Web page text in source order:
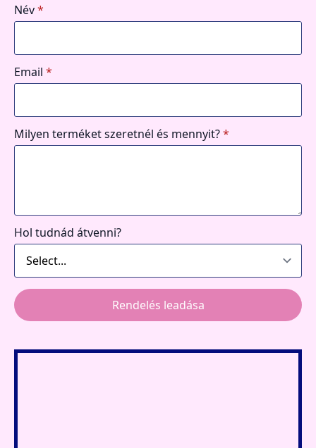
Név*
Email *
Milyen terméket szeretnél és mennyit?*
Hol tudnád átvenni?
Rendelés leadása